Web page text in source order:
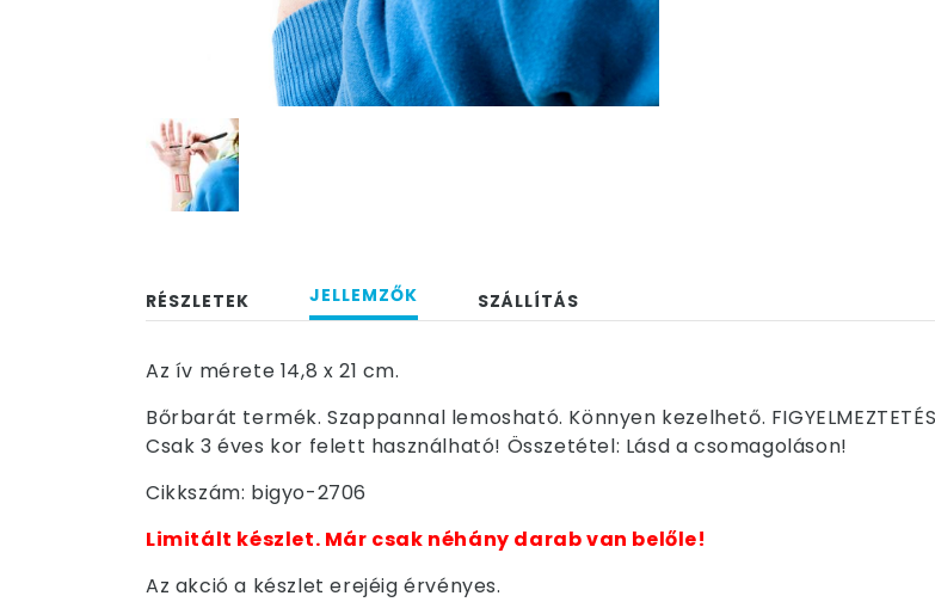
RÉSZLETEK JELLEMZŐK SZÁLLÍTÁS
Az ív mérete 14,8 x 21 cm.
Bőrbarát termék. Szappannal lemosható. Könnyen kezelhető. FIGYELMEZTETÉS:
Csak 3 éves kor felett használható! Összetétel: Lásd a csomagoláson!
Cikkszám: bigyo-2706
Limitált készlet. Már csak néhány darab van belőle!
Az akció a készlet erejéig érvényes.